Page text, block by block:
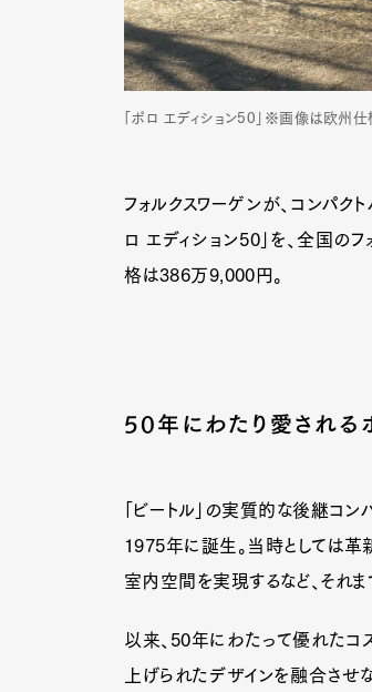
「ポロ エディション50」※画像は欧州仕
フォルクスワーゲンが、コンパク
ロ エディション50」を、全国
格は386万9,000円。
50年にわたり愛される
「ビートル」の実質的な後継コン
1975年に誕生。当時としては革
室内空間を実現するなど、それ
以来、50年にわたって優れたコ
上げられたデザインを融合さ